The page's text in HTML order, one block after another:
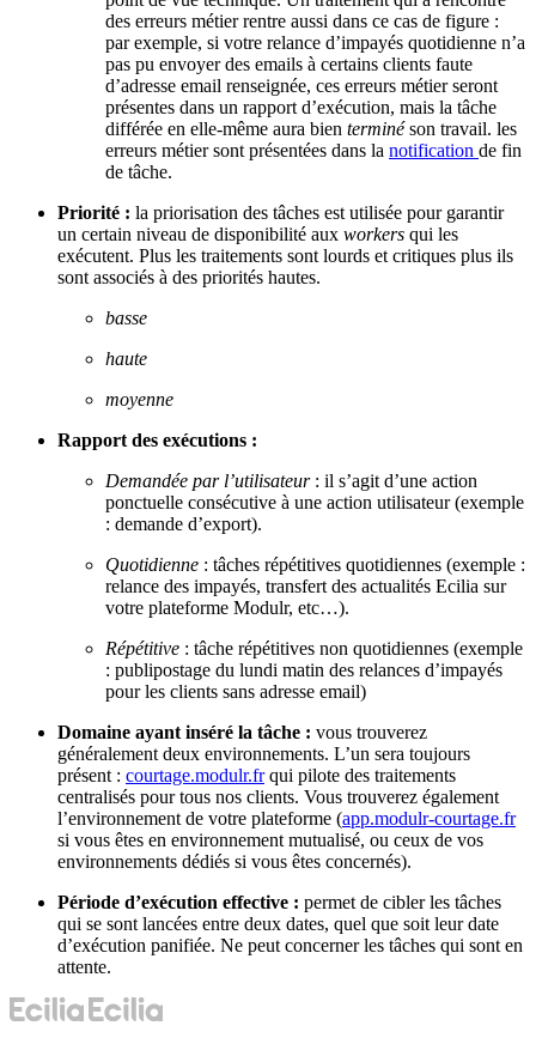
des erreurs métier rentre aussi dans ce cas de figure :
par exemple, si votre relance d’impayés quotidienne n’a
pas pu envoyer des emails à certains clients faute
d’adresse email renseignée, ces erreurs métier seront
présentes dans un rapport d’exécution, mais la tâche
différée en elle-même aura bien terminéson travail. les
erreurs métier sont présentées dans la notification de fin
de tâche.
Priorité : la priorisation des tâches est utilisée pour garantir
un certain niveau de disponibilité aux workers qui les
exécutent. Plus les traitements sont lourds et critiques plus ils
sont associés à des priorités hautes.
basse
haute
moyenne
Rapport des exécutions :
Demandée par l’utilisateur : il s’agit d’une action
ponctuelle consécutive à une action utilisateur (exemple
: demande d’export).
Quotidienne : tâches répétitives quotidiennes (exemple :
relance des impayés, transfert des actualités Ecilia sur
votre plateforme Modulr, etc…).
Répétitive : tâche répétitives non quotidiennes (exemple
: publipostage du lundi matin des relances d’impayés
pour les clients sans adresse email)
Domaine ayant inséré la tâche : vous trouverez
généralement deux environnements. L’un sera toujours
présent : courtage.modulr.frqui pilote des traitements
centralisés pour tous nos clients. Vous trouverez également
l’environnement de votre plateforme (app.modulr-courtage.fr
si vous êtes en environnement mutualisé, ou ceux de vos
environnements dédiés si vous êtes concernés).
Période d’exécution effective : permet de cibler les tâches
qui se sont lancées entre deux dates, quel que soit leur date
d’exécution panifiée. Ne peut concerner les tâches qui sont en
attente.